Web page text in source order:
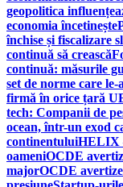
geopolitica
economia încetinește
închise și fiscalizare
continuă să crească
continuă: măsurile
set de norme care
firmă în orice țară
tech: Companii de
ocean, într-un exod
continentuluiHELIX
oameniOCDE
majorOCDE